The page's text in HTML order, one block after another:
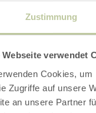
Zustimmung
Webseite verwendet
Cookies,
Zugriffe auf unsere
an unsere Partner
We kijken